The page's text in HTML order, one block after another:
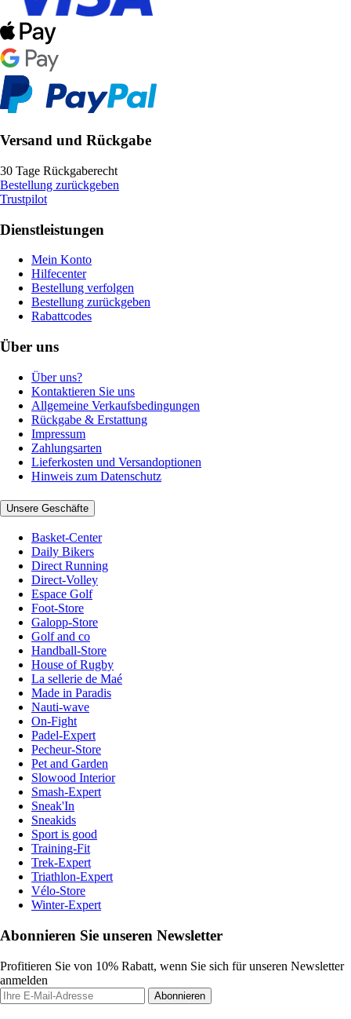
Versand und Rückgabe
30 Tage Rückgaberecht
Bestellung zurückgeben
Trustpilot
Dienstleistungen
Mein Konto
Hilfecenter
Bestellung verfolgen
Bestellung zurückgeben
Rabattcodes
Über uns
Über uns?
Kontaktieren Sie uns
Allgemeine Verkaufsbedingungen
Rückgabe & Erstattung
Impressum
Zahlungsarten
Lieferkosten und Versandoptionen
Hinweis zum Datenschutz
Unsere Geschäfte
Basket-Center
Daily Bikers
Direct Running
Direct-Volley
Espace Golf
Foot-Store
Galopp-Store
Golf and co
Handball-Store
House of Rugby
La sellerie de Maé
Made in Paradis
Nauti-wave
On-Fight
Padel-Expert
Pecheur-Store
Pet and Garden
Slowood Interior
Smash-Expert
Sneak'In
Sneakids
Sport is good
Training-Fit
Trek-Expert
Triathlon-Expert
Vélo-Store
Winter-Expert
Abonnieren Sie unseren Newsletter
Profitieren Sie von 10% Rabatt, wenn Sie sich für unseren Newsletter
anmelden
Abonnieren